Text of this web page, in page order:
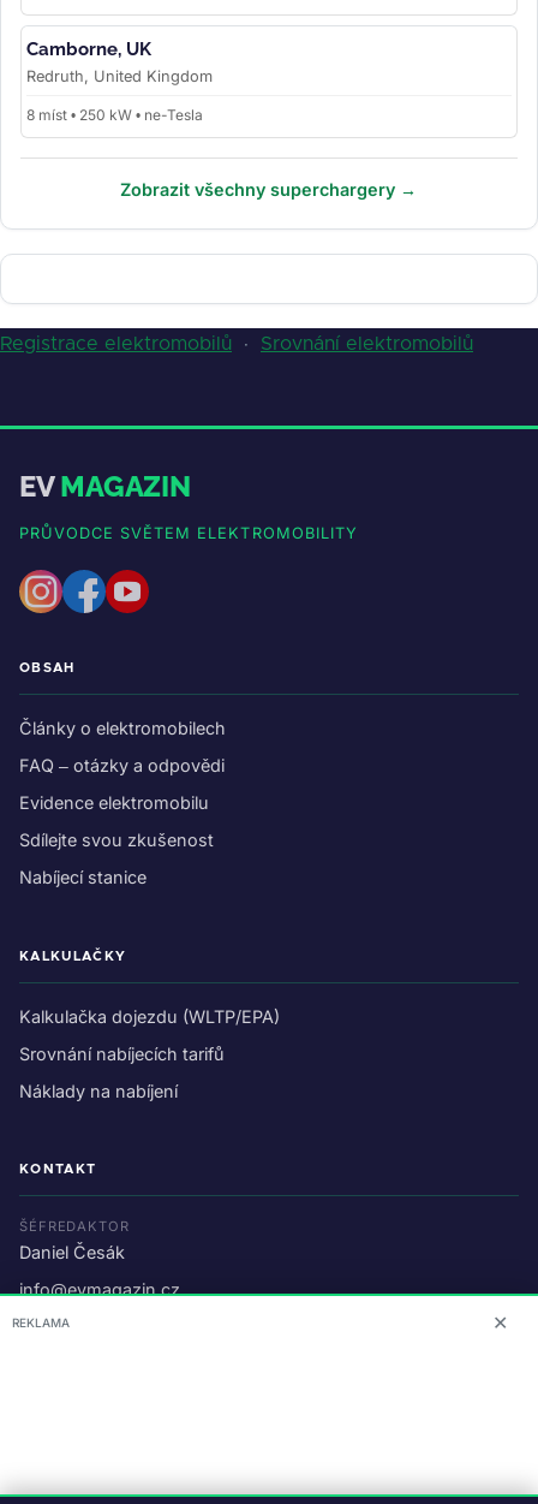
Camborne, UK
Redruth, United Kingdom
8 míst • 250 kW • ne-Tesla
Zobrazit všechny superchargery →
Registrace elektromobilů · Srovnání elektromobilů
EVMAGAZIN
PRŮVODCE SVĚTEM ELEKTROMOBILITY
OBSAH
Články o elektromobilech
FAQ – otázky a odpovědi
Evidence elektromobilu
Sdílejte svou zkušenost
Nabíjecí stanice
KALKULAČKY
Kalkulačka dojezdu (WLTP/EPA)
Srovnání nabíjecích tarifů
Náklady na nabíjení
KONTAKT
ŠÉFREDAKTOR
Daniel Česák
info@evmagazin.cz
O nás
REKLAMA ✕